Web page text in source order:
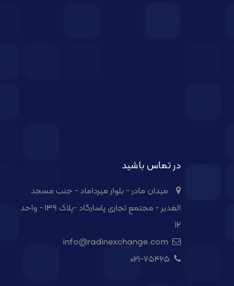
در تماس باشید
میدان مادر - بلوار میرداماد - جنب مسجد
الغدیر - مجتمع تجاری پاسارگاد -پلاک ۱۳۹ - واحد
۱۲
021-۷۵۴۶۵